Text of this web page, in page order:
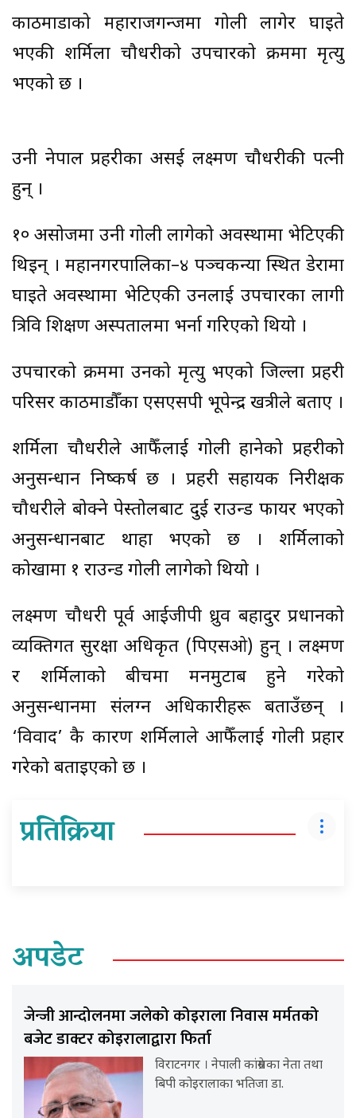
काठमाडौंको महाराजगन्जमा गोली लागेर घाइते
भएकी शर्मिला चौधरीको उपचारको क्रममा मृत्यु
भएको छ ।
उनी नेपाल प्रहरीका असई लक्ष्मण चौधरीकी पत्नी
हुन् ।
१० असोजमा उनी गोली लागेको अवस्थामा भेटिएकी
थिइन् । महानगरपालिका–४ पञ्चकन्या स्थित डेरामा
घाइते अवस्थामा भेटिएकी उनलाई उपचारका लागी
त्रिवि शिक्षण अस्पतालमा भर्ना गरिएको थियो ।
उपचारको क्रममा उनको मृत्यु भएको जिल्ला प्रहरी
परिसर काठमाडौँका एसएसपी भूपेन्द्र खत्रीले बताए ।
शर्मिला चौधरीले आफैँलाई गोली हानेको प्रहरीको
अनुसन्धान निष्कर्ष छ । प्रहरी सहायक निरीक्षक
चौधरीले बोक्ने पेस्तोलबाट दुई राउन्ड फायर भएको
अनुसन्धानबाट थाहा भएको छ । शर्मिलाको
कोखामा १ राउन्ड गोली लागेको थियो ।
लक्ष्मण चौधरी पूर्व आईजीपी ध्रुव बहादुर प्रधानको
व्यक्तिगत सुरक्षा अधिकृत (पिएसओ) हुन् । लक्ष्मण
र शर्मिलाको बीचमा मनमुटाब हुने गरेको
अनुसन्धानमा संलग्न अधिकारीहरू बताउँछन् ।
‘विवाद’ कै कारण शर्मिलाले आफैँलाई गोली प्रहार
गरेको बताइएको छ ।
प्रतिक्रिया
अपडेट
जेन्जी आन्दोलनमा जलेको कोइराला निवास मर्मतको
बजेट डाक्टर कोइरालाद्वारा फिर्ता
विराटनगर । नेपाली कांग्रेसका नेता तथा
बिपी कोइरालाका भतिजा डा.